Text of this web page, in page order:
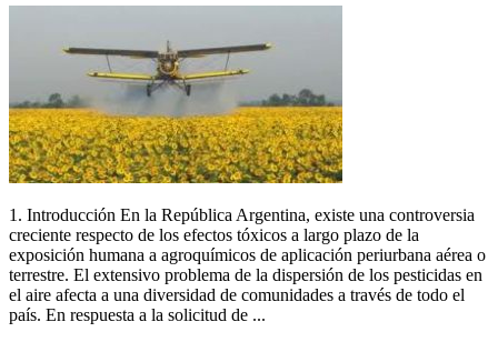
1. Introducción En la República Argentina, existe una controversia
creciente respecto de los efectos tóxicos a largo plazo de la
exposición humana a agroquímicos de aplicación periurbana aérea o
terrestre. El extensivo problema de la dispersión de los pesticidas en
el aire afecta a una diversidad de comunidades a través de todo el
país. En respuesta a la solicitud de ...